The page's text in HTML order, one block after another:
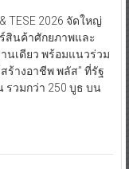
TESE 2026 จัดใหญ่
สินค้าศักยภาพและ
นเดียว พร้อมแนวร่วม
ร้างอาชีพ พลัส” ที่รัฐ
รวมกว่า 250 บูธ บน